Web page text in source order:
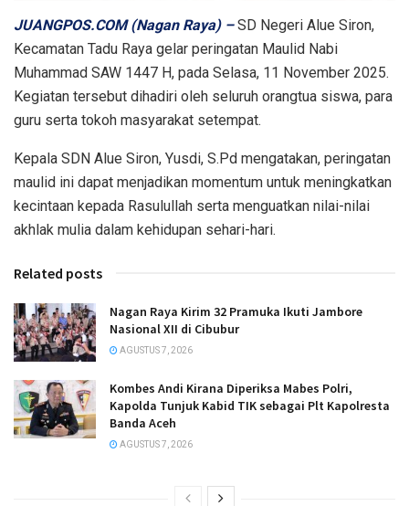
JUANGPOS.COM (Nagan Raya) –SD Negeri Alue Siron,
Kecamatan Tadu Raya gelar peringatan Maulid Nabi
Muhammad SAW 1447 H, pada Selasa, 11 November 2025.
Kegiatan tersebut dihadiri oleh seluruh orangtua siswa, para
guru serta tokoh masyarakat setempat.
Kepala SDN Alue Siron, Yusdi, S.Pd mengatakan, peringatan
maulid ini dapat menjadikan momentum untuk meningkatkan
kecintaan kepada Rasulullah serta menguatkan nilai-nilai
akhlak mulia dalam kehidupan sehari-hari.
Related posts
Nagan Raya Kirim 32 Pramuka Ikuti Jambore
Nasional XII di Cibubur
AGUSTUS 7, 2026
Kombes Andi Kirana Diperiksa Mabes Polri,
Kapolda Tunjuk Kabid TIK sebagai Plt Kapolresta
Banda Aceh
AGUSTUS 7, 2026